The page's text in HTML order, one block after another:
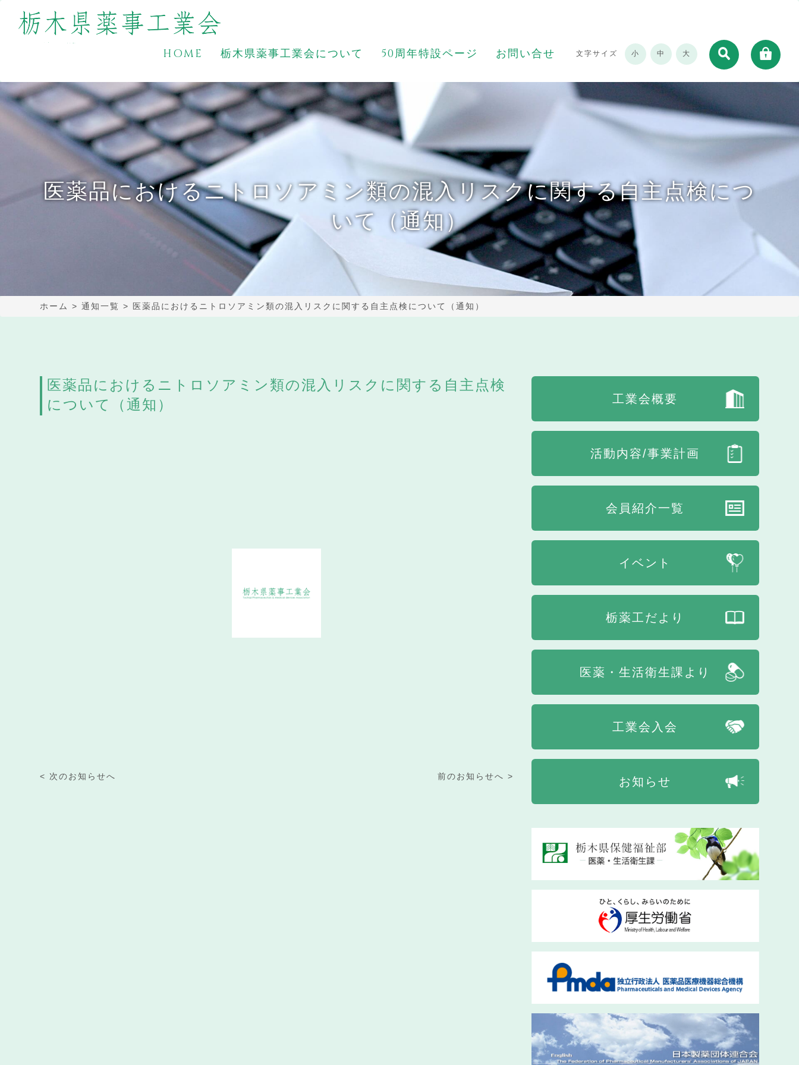
HOME 栃木県薬事工業会について 50周年特設ページ お問い合せ 文字サイズ 小 中 大
医薬品におけるニトロソアミン類の混入リスクに関する自主点検につ
いて（通知）
ホーム > 通知一覧 > 医薬品におけるニトロソアミン類の混入リスクに関する自主点検について（通知）
医薬品におけるニトロソアミン類の混入リスクに関する自主点検
について（通知）
< 次のお知らせへ 前のお知らせへ >
工業会概要
活動内容/事業計画
会員紹介一覧
イベント
栃薬工だより
医薬・生活衛生課より
工業会入会
お知らせ